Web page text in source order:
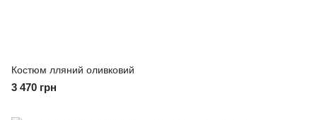
Костюм лляний оливковий
3 470 грн